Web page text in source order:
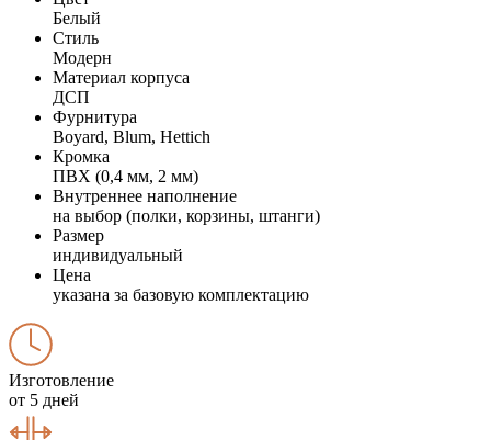
Белый
Стиль
Модерн
Материал корпуса
ДСП
Фурнитура
Boyard, Blum, Hettich
Кромка
ПВХ (0,4 мм, 2 мм)
Внутреннее наполнение
на выбор (полки, корзины, штанги)
Размер
индивидуальный
Цена
указана за базовую комплектацию
Изготовление
от 5 дней